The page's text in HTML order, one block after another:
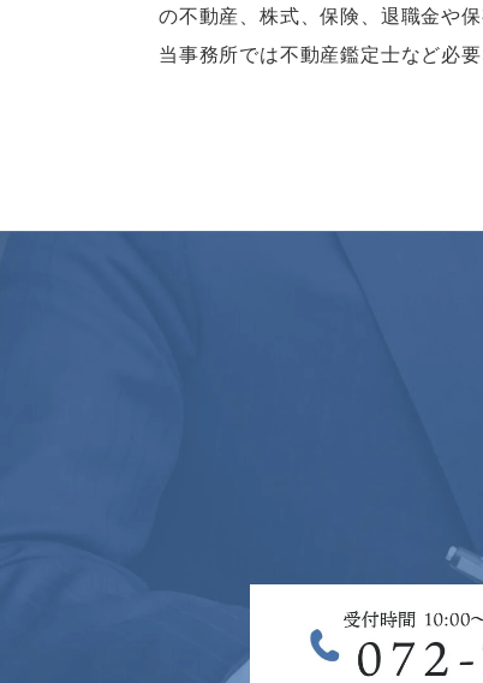
の不動産、株式、保険、退職金や
当事務所では不動産鑑定士など必